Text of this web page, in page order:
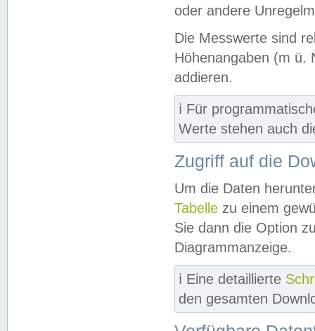
oder andere
Die Messwerte sind
Höhenangaben (m ü.
addieren.
ℹ️ Für
Werte stehen auch
Zugriff auf die
Um die Daten
Tabelle zu einem
Sie dann die Option
Diagrammanzeige.
ℹ️ Eine detaillierte
den gesamten